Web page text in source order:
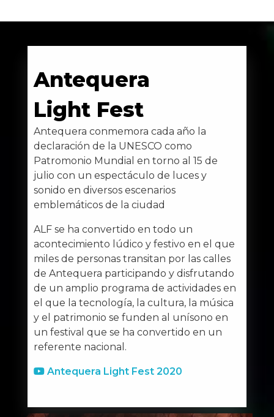
Antequera
Light Fest
Antequera conmemora cada año la
declaración de la UNESCO como
Patromonio Mundial en torno al 15 de
julio con un espectáculo de luces y
sonido en diversos escenarios
emblemáticos de la ciudad
ALF se ha convertido en todo un
acontecimiento lúdico y festivo en el que
miles de personas transitan por las calles
de Antequera participando y disfrutando
de un amplio programa de actividades en
el que la tecnología, la cultura, la música
y el patrimonio se funden al unísono en
un festival que se ha convertido en un
referente nacional.
Antequera Light Fest 2020